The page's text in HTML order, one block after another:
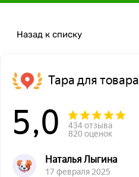
Назад к списку
Тара для товара
5,0
434 отзыва
820 оценок
Наталья Лыгина
17 февраля 2025